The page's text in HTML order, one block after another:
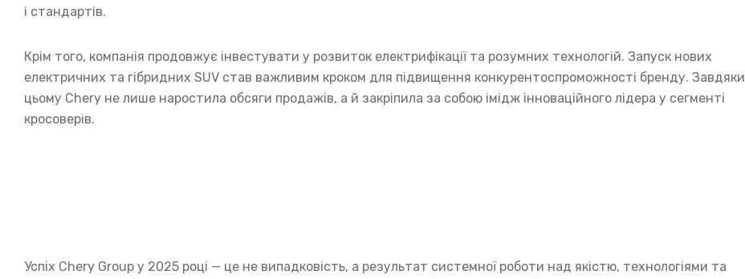
і стандартів.
Крім того, компанія продовжує інвестувати у розвиток електрифікації та розумних технологій. Запуск нових
електричних та гібридних SUV став важливим кроком для підвищення конкурентоспроможності бренду. Завдяки
цьому Chery не лише наростила обсяги продажів, а й закріпила за собою імідж інноваційного лідера у сегменті
кросоверів.
Успіх Chery Group у 2025 році — це не випадковість, а результат системної роботи над якістю, технологіями та